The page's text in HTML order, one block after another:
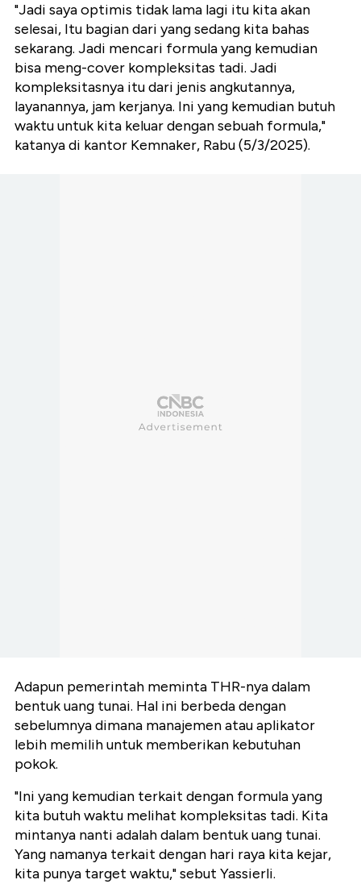
"Jadi saya optimis tidak lama lagi itu kita akan
selesai, Itu bagian dari yang sedang kita bahas
sekarang. Jadi mencari formula yang kemudian
bisa meng-cover kompleksitas tadi. Jadi
kompleksitasnya itu dari jenis angkutannya,
layanannya, jam kerjanya. Ini yang kemudian butuh
waktu untuk kita keluar dengan sebuah formula,"
katanya di kantor Kemnaker, Rabu (5/3/2025).
Adapun pemerintah meminta THR-nya dalam
bentuk uang tunai. Hal ini berbeda dengan
sebelumnya dimana manajemen atau aplikator
lebih memilih untuk memberikan kebutuhan
pokok.
"Ini yang kemudian terkait dengan formula yang
kita butuh waktu melihat kompleksitas tadi. Kita
mintanya nanti adalah dalam bentuk uang tunai.
Yang namanya terkait dengan hari raya kita kejar,
kita punya target waktu," sebut Yassierli.